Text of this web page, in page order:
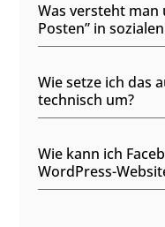
Was versteht
Posten” in
Wie setze ich das
technisch um?
Wie kann ich
WordPress-